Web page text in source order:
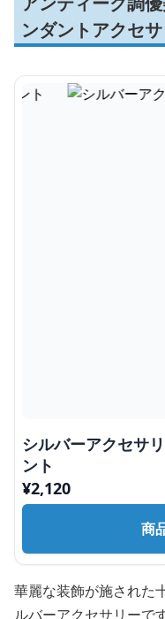
ンダントアクセ
シルバーアクセサ
ント
¥2,120
商
華麗な装飾が施された
ルバーアクセサリーです